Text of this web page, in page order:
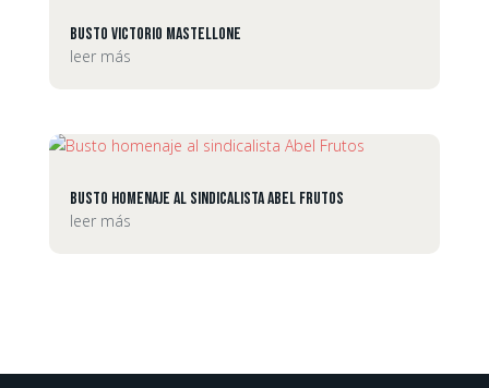
Busto Victorio Mastellone
leer más
Busto homenaje al sindicalista Abel Frutos
leer más